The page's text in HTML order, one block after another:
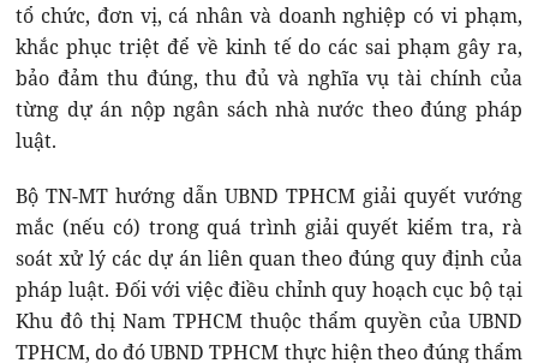
tổ chức, đơn vị, cá nhân và doanh nghiệp có vi phạm,
khắc phục triệt để về kinh tế do các sai phạm gây ra,
bảo đảm thu đúng, thu đủ và nghĩa vụ tài chính của
từng dự án nộp ngân sách nhà nước theo đúng pháp
luật.
Bộ TN-MT hướng dẫn UBND TPHCM giải quyết vướng
mắc (nếu có) trong quá trình giải quyết kiểm tra, rà
soát xử lý các dự án liên quan theo đúng quy định của
pháp luật. Đối với việc điều chỉnh quy hoạch cục bộ tại
Khu đô thị Nam TPHCM thuộc thẩm quyền của UBND
TPHCM, do đó UBND TPHCM thực hiện theo đúng thẩm